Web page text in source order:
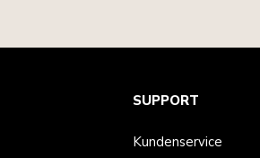
Kundenservice
Verfolgen Sie Ihre
Häufig gestellte fragen
Teilnahmebedingungen
Versand und Lieferung
Erklärung zur
Die Marke
Unsere Geschichte
Händlersuche
SUPPORT
Kundenservice